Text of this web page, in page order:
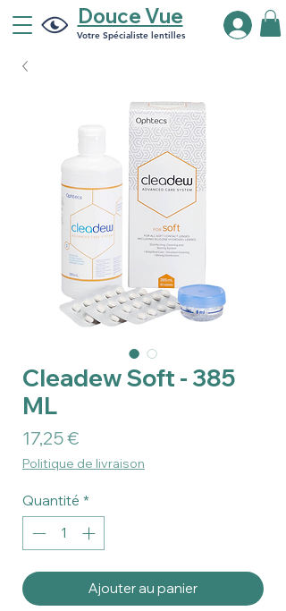
Douce Vue
Votre Spécialiste lentilles
Cleadew Soft - 385
ML
17,25 €Prix
Politique de livraison
Quantité *
Ajouter au panier